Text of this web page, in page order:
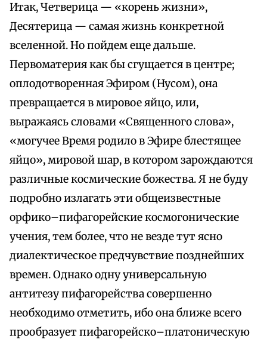
Итак, Четверица — «корень жизни»,
Десятерица — самая жизнь конкретной
вселенной. Но пойдем еще дальше.
Первоматерия как бы сгущается в центре;
оплодотворенная Эфиром (Нусом), она
превращается в мировое яйцо, или,
выражаясь словами «Священного слова»,
«могучее Время родило в Эфире блестящее
яйцо», мировой шар, в котором зарождаются
различные космические божества. Я не буду
подробно излагать эти общеизвестные
орфико–пифагорейские космогонические
учения, тем более, что не везде тут ясно
диалектическое предчувствие позднейших
времен. Однако одну универсальную
антитезу пифагорейства совершенно
необходимо отметить, ибо она ближе всего
прообразует пифагорейско–платоническую